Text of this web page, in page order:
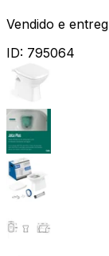
Vendido e
ID: 795064